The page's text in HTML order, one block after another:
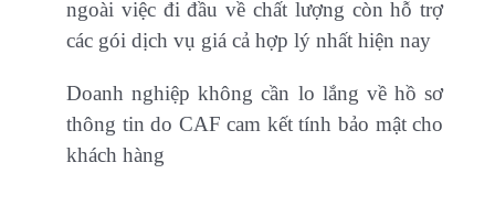
ngoài việc đi đầu về chất lượng còn hỗ trợ
các gói dịch vụ giá cả hợp lý nhất hiện nay
Doanh nghiệp không cần lo lắng về hồ sơ
thông tin do CAF cam kết tính bảo mật cho
khách hàng